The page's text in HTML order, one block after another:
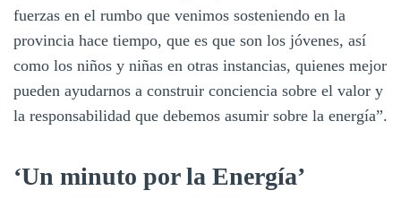
fuerzas en el rumbo que venimos sosteniendo en la
provincia hace tiempo, que es que son los jóvenes, así
como los niños y niñas en otras instancias, quienes mejor
pueden ayudarnos a construir conciencia sobre el valor y
la responsabilidad que debemos asumir sobre la energía”.
‘Un minuto por la Energía’